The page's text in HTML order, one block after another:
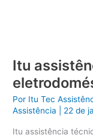
Itu
Por Itu Tec
Assistência
22 de
Itu assistência